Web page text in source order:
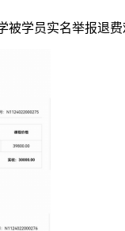
被学员实名举报